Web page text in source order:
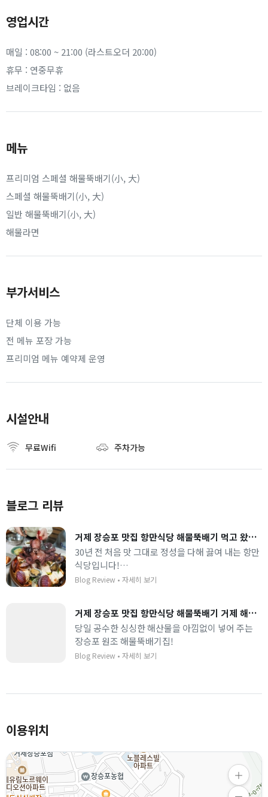
영업시간
매일 : 08:00 ~ 21:00 (라스트오더 20:00)
휴무 : 연중무휴
브레이크타임 : 없음
메뉴
프리미엄 스페셜 해물뚝배기(小, 大)
스페셜 해물뚝배기(小, 大)
일반 해물뚝배기(小, 大)
해물라면
부가서비스
단체 이용 가능
전 메뉴 포장 가능
프리미엄 메뉴 예약제 운영
시설안내
무료Wifi 주차가능
블로그 리뷰
거제 장승포 맛집 항만식당 해물뚝배기 먹고 왔어요~
30년 전 처음 맛 그대로 정성을 다해 끓여 내는 항만
식당입니다!
사장님이 직접 담근 죽염 된장으로 깊은 국물 맛을
Blog Review • 자세히 보기
거제 장승포 맛집 항만식당 해물뚝배기 거제 해물탕은 여기서
당일 공수한 싱싱한 해산물을 아낌없이 넣어 주는
장승포 원조 해물뚝배기집!
Blog Review • 자세히 보기
이용위치